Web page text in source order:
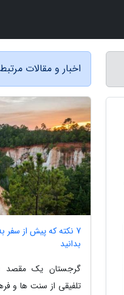
اخبار و مقالات مرتبط
7 نکته که پیش از سفر
بدانید
گرجستان یک مقصد
تلفیقی از سنت ها و